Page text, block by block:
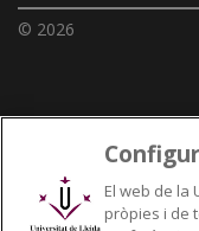
© 2026
Enllaços UdL
Xarxes
El web de la
pròpies i de